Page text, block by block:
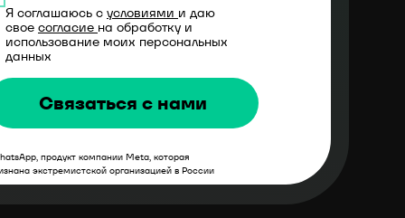
Я соглашаюсь с условиями и даю
свое согласие на обработку и
использование моих персональных
данных
Связаться с нами
продукт компании Meta, которая
экстремистской организацией в России
ПРЕДПРИНИМАТЕЛЬ
Екатерина Сергеевна